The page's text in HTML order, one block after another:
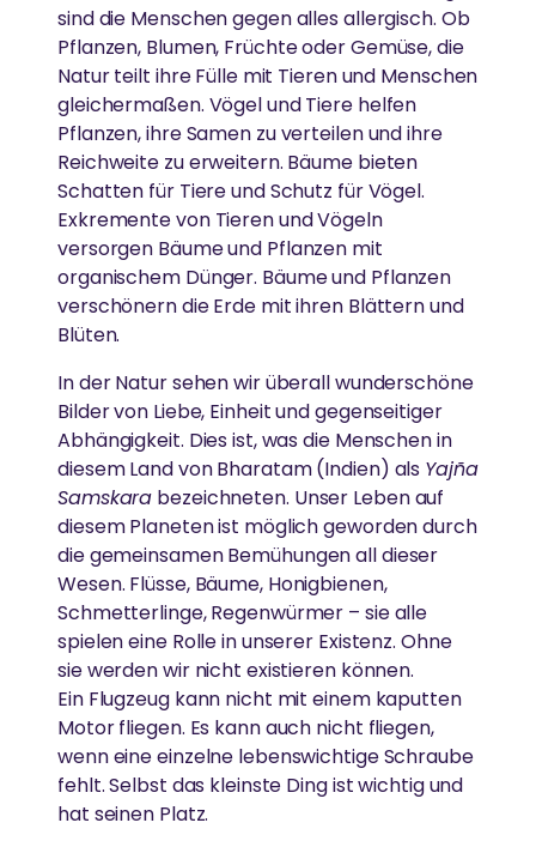
sind die Menschen gegen alles allergisch. Ob
Pflanzen, Blumen, Früchte oder Gemüse, die
Natur teilt ihre Fülle mit Tieren und Menschen
gleichermaßen. Vögel und Tiere helfen
Pflanzen, ihre Samen zu verteilen und ihre
Reichweite zu erweitern. Bäume bieten
Schatten für Tiere und Schutz für Vögel.
Exkremente von Tieren und Vögeln
versorgen Bäume und Pflanzen mit
organischem Dünger. Bäume und Pflanzen
verschönern die Erde mit ihren Blättern und
Blüten.
In der Natur sehen wir überall wunderschöne
Bilder von Liebe, Einheit und gegenseitiger
Abhängigkeit. Dies ist, was die Menschen in
diesem Land von Bharatam (Indien) als Yajña
Samskara bezeichneten. Unser Leben auf
diesem Planeten ist möglich geworden durch
die gemeinsamen Bemühungen all dieser
Wesen. Flüsse, Bäume, Honigbienen,
Schmetterlinge, Regenwürmer – sie alle
spielen eine Rolle in unserer Existenz. Ohne
sie werden wir nicht existieren können.
Ein Flugzeug kann nicht mit einem kaputten
Motor fliegen. Es kann auch nicht fliegen,
wenn eine einzelne lebenswichtige Schraube
fehlt. Selbst das kleinste Ding ist wichtig und
hat seinen Platz.